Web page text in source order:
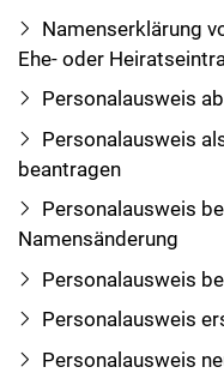
Namenserklärung
Ehe- oder
Personalausweis
Personalausweis
beantragen
Personalausweis
Namensänderung
Personalausweis
Personalausweis
Personalausweis